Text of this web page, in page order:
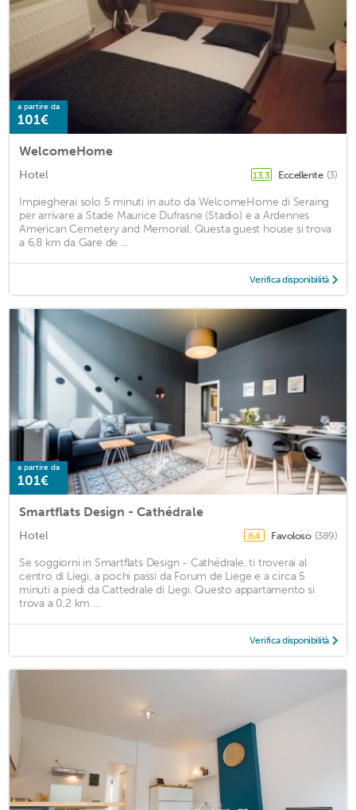
a partire da
101€
WelcomeHome
Hotel 13,3 Eccellente (3)
Impiegherai solo 5 minuti in auto da WelcomeHome di Seraing
per arrivare a Stade Maurice Dufrasne (Stadio) e a Ardennes
American Cemetery and Memorial. Questa guest house si trova
a 6,8 km da Gare de ...
Verifica disponibilità
a partire da
101€
Smartflats Design - Cathédrale
Hotel 8,4 Favoloso (389)
Se soggiorni in Smartflats Design - Cathédrale, ti troverai al
centro di Liegi, a pochi passi da Forum de Liege e a circa 5
minuti a piedi da Cattedrale di Liegi. Questo appartamento si
trova a 0,2 km ...
Verifica disponibilità